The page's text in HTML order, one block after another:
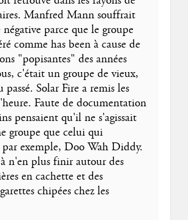
Manfred Mann souffrait
parce que le groupe
comme has been à cause de
"popisantes" des années
c'était un groupe de vieux,
Solar Fire a remis les
Faute de documentation
pensaient qu'il ne s'agissait
groupe que celui qui
exemple, Doo Wah Diddy.
n'en plus finir autour des
en cachette et des
chipées chez les